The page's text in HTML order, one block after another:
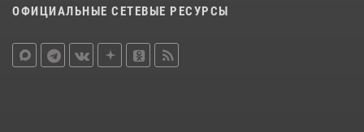
ОФИЦИАЛЬНЫЕ СЕТЕВЫЕ РЕСУРСЫ